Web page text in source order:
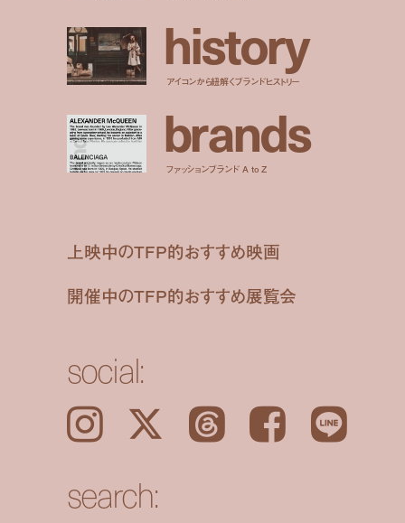
history
アイコンから紐解くブランドヒストリー
brands
ファッションブランド A to Z
上映中のTFP的おすすめ映画
開催中のTFP的おすすめ展覧会
social:
Instagram 𝕏 Threads Facebook LINE
search: